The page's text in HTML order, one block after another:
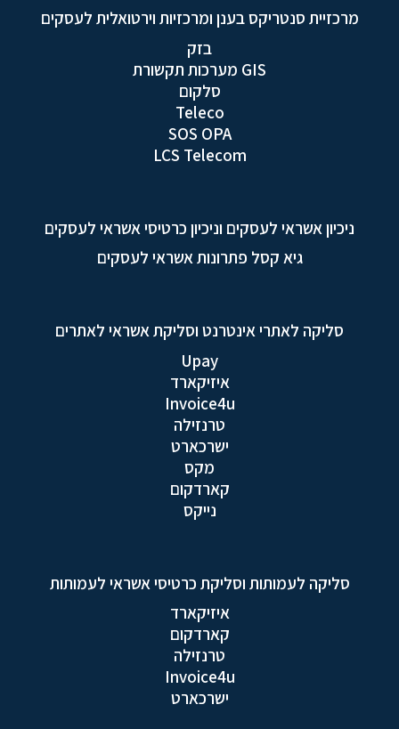
מרכזיית סנטריקס בענן ומרכזיות וירטואלית לעסקים
בזק
GIS מערכות תקשורת
סלקום
Teleco
SOS OPA
LCS Telecom
ניכיון אשראי לעסקים וניכיון כרטיסי אשראי לעסקים
גיא קסל פתרונות אשראי לעסקים
סליקה לאתרי אינטרנט וסליקת אשראי לאתרים
Upay
איזיקארד
Invoice4u
טרנזילה
ישרכארט
מקס
קארדקום
נייקס
סליקה לעמותות וסליקת כרטיסי אשראי לעמותות
איזיקארד
קארדקום
טרנזילה
Invoice4u
ישרכארט